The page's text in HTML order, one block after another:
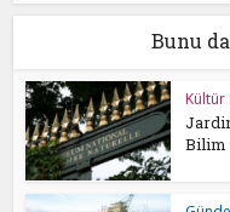
Bunu
Kültür
Bilim